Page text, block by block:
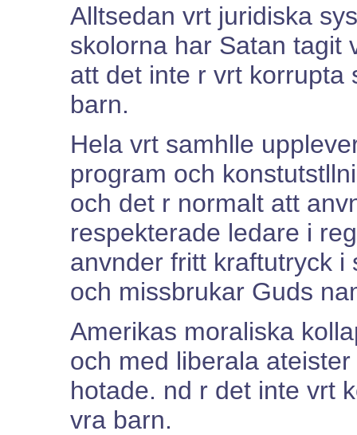
Alltsedan vrt juridiska
skolorna har Satan tagit
att det inte r vrt korrupta
barn.
Hela vrt samhlle
program och
och det r normalt att
respekterade ledare i
anvnder fritt kraftutryck i
och missbrukar Guds
Amerikas moraliska
och med liberala
hotade. nd r det inte vrt
vra barn.